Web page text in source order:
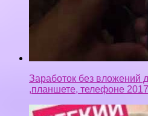
Заработать на маникюре
руб за месяц! Раскрутка